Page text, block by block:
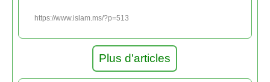
https://www.islam.ms/?p=513
Plus d'articles